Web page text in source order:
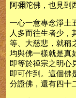
阿彌陀佛，也見到
一心一意專念淨土
人多而往生者少，
等、大慈悲，就稱
均與佛一樣就是真
即等於禪宗之明心
即可作到。這個佛
分證佛，還有四十